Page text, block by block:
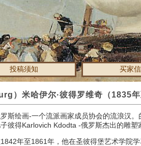
投稿须知 买家
米哈伊尔·彼得罗维奇（1835年
斯绘画-一个流派画家成员协会的流浪汉。
子彼得Karlovich Kdodta -俄罗斯杰出的雕塑
年至1861年，他在圣彼得堡艺术学院学